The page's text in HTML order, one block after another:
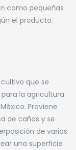
como pequeñas
el producto.
que se
la agricultura
Proviene
de cañas y se
de varias
una superficie